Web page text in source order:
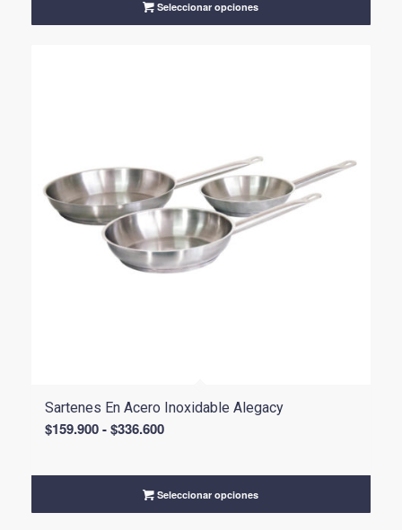
$79.900
Seleccionar opciones
Sartenes En Acero Inoxidable Alegacy
$159.900 - $336.600Rango
desde
$159.900
Seleccionar opciones